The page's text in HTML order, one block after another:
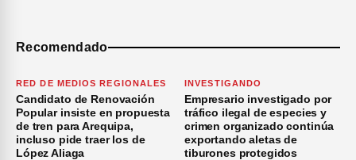
Recomendado
RED DE MEDIOS REGIONALES
Candidato de Renovación
Popular insiste en propuesta
de tren para Arequipa,
incluso pide traer los de
López Aliaga
INVESTIGANDO
Empresario investigado por
tráfico ilegal de especies y
crimen organizado continúa
exportando aletas de
tiburones protegidos